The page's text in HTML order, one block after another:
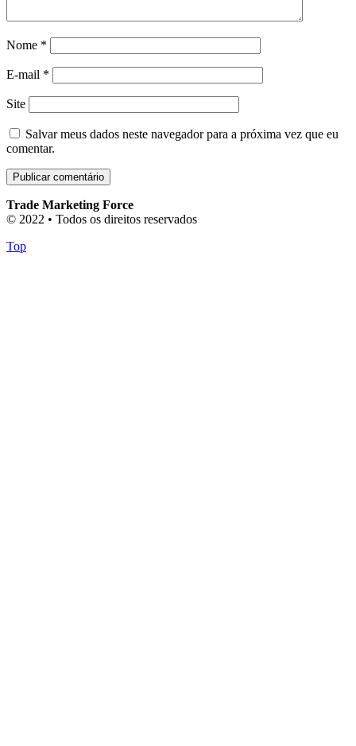
Nome *
E-mail *
Site
Salvar meus dados neste navegador para a próxima vez que eu
comentar.
Trade Marketing Force
© 2022 • Todos os direitos reservados
Top